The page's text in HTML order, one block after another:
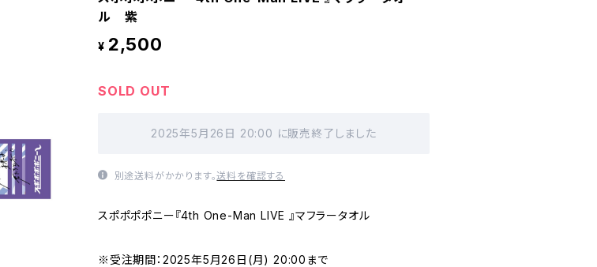
ル 紫
¥ 2,500
SOLD OUT
2025年5月26日 20:00 に販売終了しました
別途送料がかかります。送料を確認する
スポポポポニー『4th One-Man LIVE 』マフラータオル
※受注期間：2025年5月26日(月) 20:00まで